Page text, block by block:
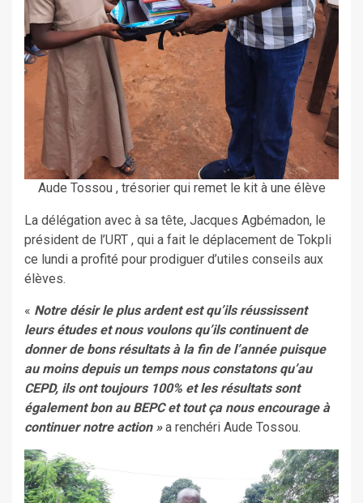
Aude Tossou , trésorier qui remet le kit à une élève
La délégation avec à sa tête, Jacques Agbémadon, le
président de l’URT , qui a fait le déplacement de Tokpli
ce lundi a profité pour prodiguer d’utiles conseils aux
élèves.
« Notre désir le plus ardent est qu’ils réussissent
leurs études et nous voulons qu’ils continuent de
donner de bons résultats à la fin de l’année puisque
au moins depuis un temps nous constatons qu’au
CEPD, ils ont toujours 100% et les résultats sont
également bon au BEPC et tout ça nous encourage à
continuer notre action »a renchéri Aude Tossou.